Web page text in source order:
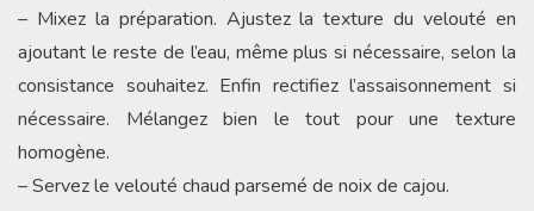
– Mixez la préparation. Ajustez la texture du velouté en
ajoutant le reste de l’eau, même plus si nécessaire, selon la
consistance souhaitez. Enfin rectifiez l’assaisonnement si
nécessaire. Mélangez bien le tout pour une texture
homogène.
– Servez le velouté chaud parsemé de noix de cajou.